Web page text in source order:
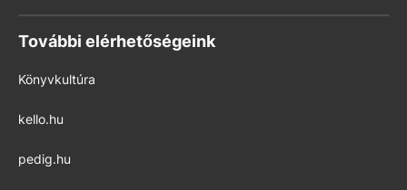
További elérhetőségeink
Könyvkultúra
kello.hu
pedig.hu